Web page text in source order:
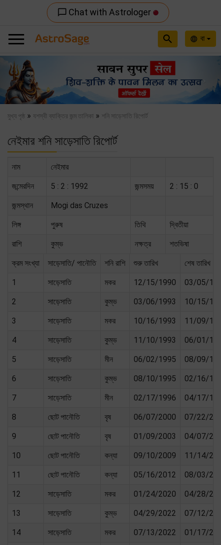
chat_bubble_outline Chat with Astrologer
language বা
search
Previous
মুখ্য পৃষ্ঠ » যশস্বী ব্যাক্তির জন্ম তালিকা » শনি সাড়েসাতি রিপোর্ট
নেইমার শনি সাড়েসাতি রিপোর্ট
নাম নেইমার
জন্মেরদিন 5 : 2 : 1992 জন্মসময় 2 : 15 : 0
জন্মস্থান Mogi das Cruzes
লিঙ্গ পুরুষ তিথি দ্বিতীয়া
রাশি কুম্ভ নক্ষত্র শতভিষা
ক্রম সংখ্যা সাড়েসাতি/ পানৌতি শনি রাশি শুরু তারিখ শেষ তারিখ
1 সাড়েসাতি মকর 12/15/1990 03/05/
2 সাড়েসাতি কুম্ভ 03/06/1993 10/15/
3 সাড়েসাতি মকর 10/16/1993 11/09/
4 সাড়েসাতি কুম্ভ 11/10/1993 06/01/
5 সাড়েসাতি মীন 06/02/1995 08/09/
6 সাড়েসাতি কুম্ভ 08/10/1995 02/16/
7 সাড়েসাতি মীন 02/17/1996 04/17/
8 ছোট পানৌতি বৃষ 06/07/2000 07/22/
9 ছোট পানৌতি বৃষ 01/09/2003 04/07/
10 ছোট পানৌতি কন্যা 09/10/2009 11/14/
11 ছোট পানৌতি কন্যা 05/16/2012 08/03/
12 সাড়েসাতি মকর 01/24/2020 04/28/
13 সাড়েসাতি কুম্ভ 04/29/2022 07/12/
14 সাড়েসাতি মকর 07/13/2022 01/17/